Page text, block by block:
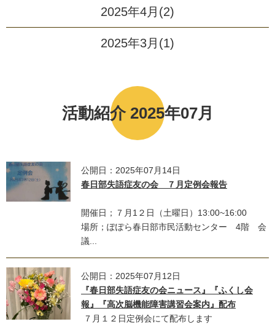
活動紹介 2025年07月
公開日：2025年07月14日
春日部失語症友の会 ７月定例会報告
開催日；７月1２日（土曜日）13:00~16:00
場所；ぽぽら春日部市民活動センター 4階 会
議...
公開日：2025年07月12日
『春日部失語症友の会ニュース』『ふくし会
報』『高次脳機能障害講習会案内』配布
７月１２日定例会にて配布します
2025年4月(2)
2025年3月(1)